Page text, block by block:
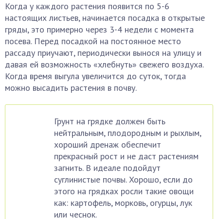
Когда у каждого растения появится по 5-6
настоящих листьев, начинается посадка в открытые
гряды, это примерно через 3-4 недели с момента
посева. Перед посадкой на постоянное место
рассаду приучают, периодически вынося на улицу и
давая ей возможность «хлебнуть» свежего воздуха.
Когда время выгула увеличится до суток, тогда
можно высадить растения в почву.
Грунт на грядке должен быть
нейтральным, плодородным и рыхлым,
хороший дренаж обеспечит
прекрасный рост и не даст растениям
загнить. В идеале подойдут
суглинистые почвы. Хорошо, если до
этого на грядках росли такие овощи
как: картофель, морковь, огурцы, лук
или чеснок.